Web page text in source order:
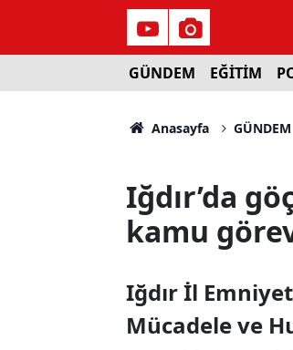
GÜNDEM EĞİTİM
Anasayfa GÜNDEM
Iğdır’da
kamu
Iğdır İl
Mücadele ve